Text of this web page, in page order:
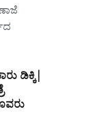
ಡಿಕ್ಕಿ|